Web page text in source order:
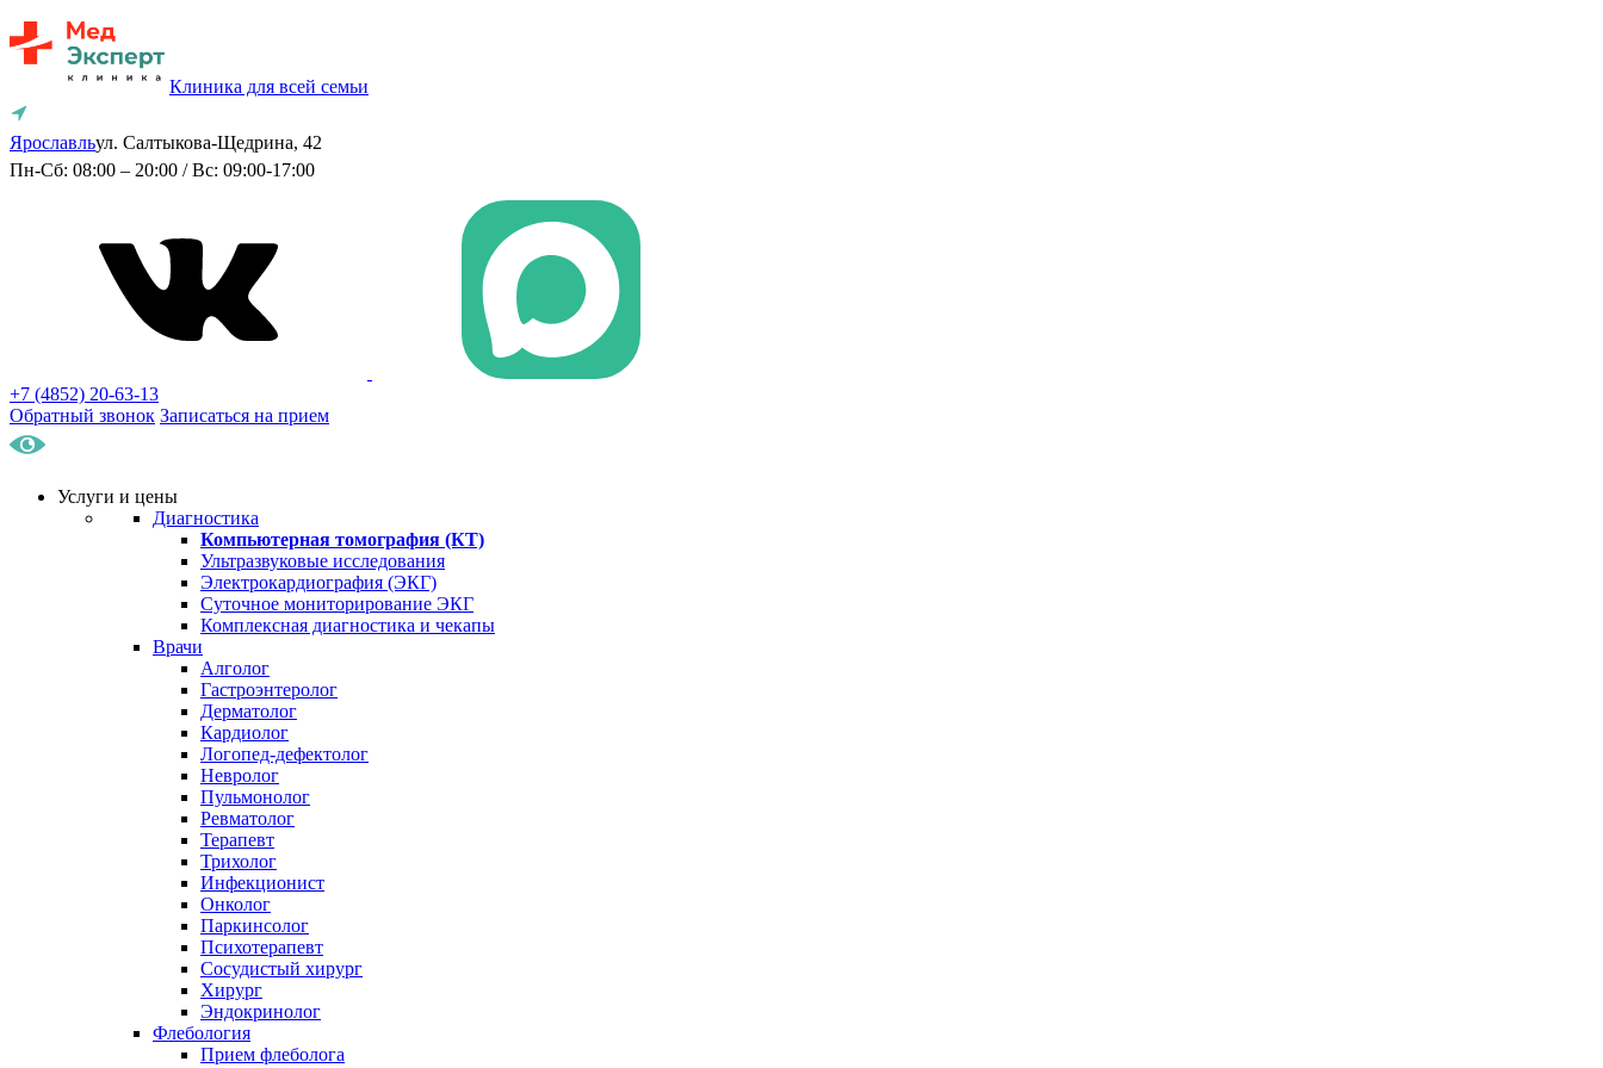
Клиника для всей семьи
Ярославльул. Салтыкова-Щедрина, 42
Пн-Сб: 08:00 – 20:00 / Вс: 09:00-17:00
+7 (4852) 20-63-13
Обратный звонок Записаться на прием
Услуги и цены
Диагностика
Компьютерная томография (КТ)
Ультразвуковые исследования
Электрокардиография (ЭКГ)
Суточное мониторирование ЭКГ
Комплексная диагностика и чекапы
Врачи
Алголог
Гастроэнтеролог
Дерматолог
Кардиолог
Логопед-дефектолог
Невролог
Пульмонолог
Ревматолог
Терапевт
Трихолог
Инфекционист
Онколог
Паркинсолог
Психотерапевт
Сосудистый хирург
Хирург
Эндокринолог
Флебология
Прием флеболога